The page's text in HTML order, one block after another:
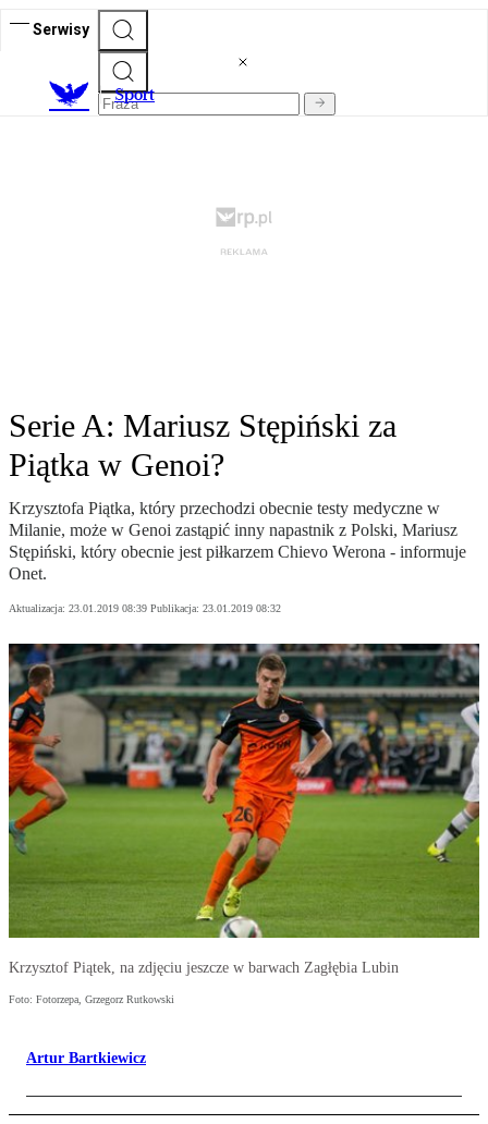
Serwisy
Sport
Serie A: Mariusz Stępiński za
Piątka w Genoi?
Krzysztofa Piątka, który przechodzi obecnie testy medyczne w
Milanie, może w Genoi zastąpić inny napastnik z Polski, Mariusz
Stępiński, który obecnie jest piłkarzem Chievo Werona - informuje
Onet.
Aktualizacja: 23.01.2019 08:39 Publikacja: 23.01.2019 08:32
Krzysztof Piątek, na zdjęciu jeszcze w barwach Zagłębia Lubin
Foto: Fotorzepa, Grzegorz Rutkowski
Artur Bartkiewicz